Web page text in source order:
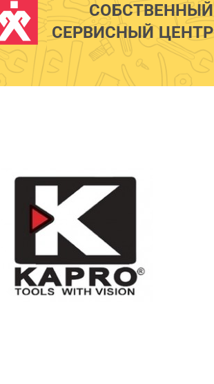
СОБСТВЕННЫЙ
СЕРВИСНЫЙ ЦЕНТР